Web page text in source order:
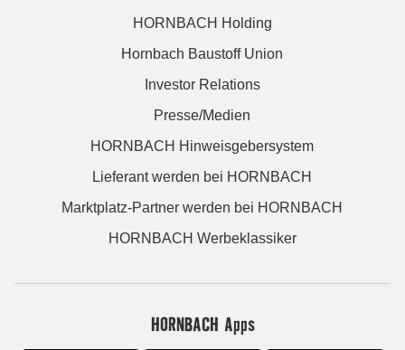
HORNBACH Holding
Hornbach Baustoff Union
Investor Relations
Presse/Medien
HORNBACH Hinweisgebersystem
Lieferant werden bei HORNBACH
Marktplatz-Partner werden bei HORNBACH
HORNBACH Werbeklassiker
HORNBACH Apps